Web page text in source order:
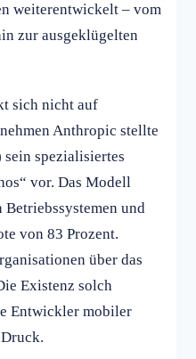
weiterentwickelt – vom
zur ausgeklügelten
sich nicht auf
Anthropic stellte
spezialisiertes
vor. Das Modell
und
von 83 Prozent.
über das
Existenz solch
Entwickler mobiler